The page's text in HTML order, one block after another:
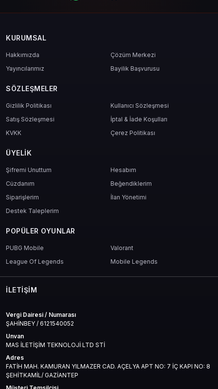
KURUMSAL
Hakkımızda
Çözüm Merkezi
Yayıncılarımız
Bayilik Başvurusu
SÖZLEŞMELER
Gizlilik Politikası
Kullanıcı Sözleşmesi
Satış Sözleşmesi
İptal & İade Koşulları
KVKK
Çerez Politikası
ÜYELIK
Şifremi Unuttum
Hesabım
Cüzdanım
Beğendiklerim
Siparişlerim
İlan Yönetimi
Destek Taleplerim
POPÜLER OYUNLAR
PUBG Mobile
Valorant
League Of Legends
Mobile Legends
İLETIŞIM
Vergi Dairesi / Numarası
ŞAHİNBEY / 6121540052
Unvan
MAS İLETİŞİM TEKNOLOJİ LTD STİ
Adres
FATİH MAH. KAMURAN YILMAZER CAD. AÇELYA APT NO: 7 İÇ KAPI NO: 8
ŞEHİTKAMİL/ GAZİANTEP